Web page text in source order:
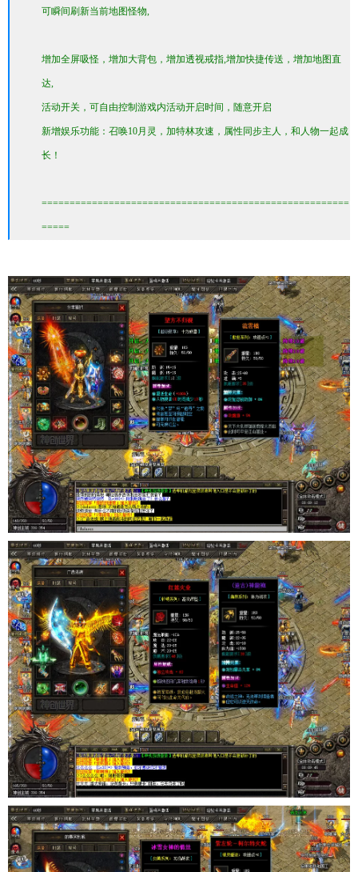
可瞬间刷新当前地图怪物,
增加全屏吸怪，增加大背包，增加透视戒指,增加快捷传送，增加地图直
达,
活动开关，可自由控制游戏内活动开启时间，随意开启
新增娱乐功能：召唤10月灵，加特林攻速，属性同步主人，和人物一起成
长！
=======================================================
=====